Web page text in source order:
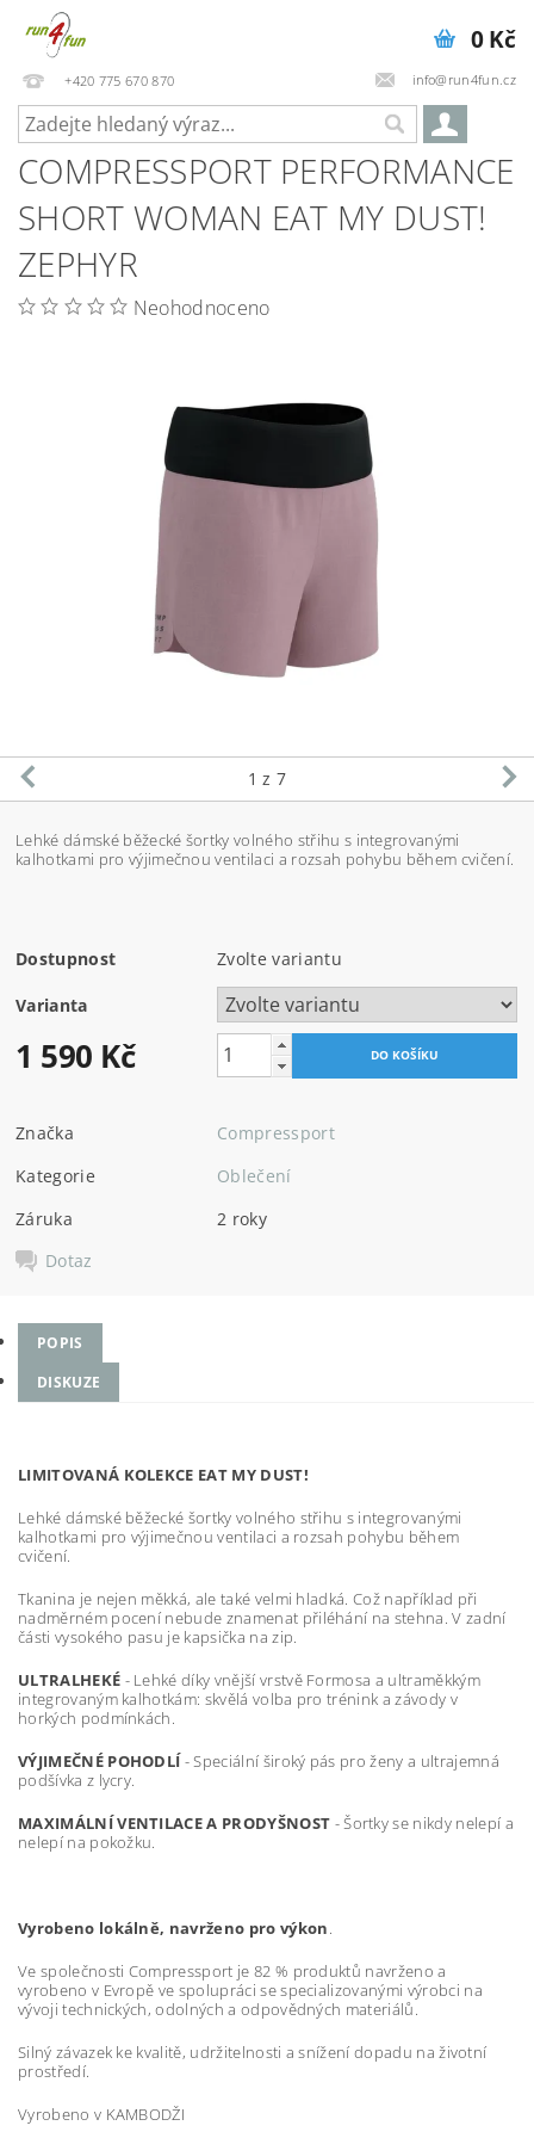
+420 775 670 870 info@run4fun.cz
0 Kč
COMPRESSPORT PERFORMANCE
SHORT WOMAN EAT MY DUST!
ZEPHYR
Neohodnoceno
1 z 7
Lehké dámské běžecké šortky volného střihu s integrovanými
kalhotkami pro výjimečnou ventilaci a rozsah pohybu během cvičení.
Dostupnost Zvolte variantu
Varianta
1 590 Kč
Značka
Compressport
Kategorie
Oblečení
Záruka
2 roky
Dotaz
POPIS
DISKUZE
LIMITOVANÁ KOLEKCE EAT MY DUST!
Lehké dámské běžecké šortky volného střihu s integrovanými
kalhotkami pro výjimečnou ventilaci a rozsah pohybu během
cvičení.
Tkanina je nejen měkká, ale také velmi hladká. Což například při
nadměrném pocení nebude znamenat přiléhání na stehna. V zadní
části vysokého pasu je kapsička na zip.
ULTRALHEKÉ - Lehké díky vnější vrstvě Formosa a ultraměkkým
integrovaným kalhotkám: skvělá volba pro trénink a závody v
horkých podmínkách.
VÝJIMEČNÉ POHODLÍ- Speciální široký pás pro ženy a ultrajemná
podšívka z lycry.
MAXIMÁLNÍ VENTILACE A PRODYŠNOST - Šortky se nikdy nelepí a
nelepí na pokožku.
Vyrobeno lokálně, navrženo pro výkon.
Ve společnosti Compressport je 82 % produktů navrženo a
vyrobeno v Evropě ve spolupráci se specializovanými výrobci na
vývoji technických, odolných a odpovědných materiálů.
Silný závazek ke kvalitě, udržitelnosti a snížení dopadu na životní
prostředí.
Vyrobeno v KAMBODŽI